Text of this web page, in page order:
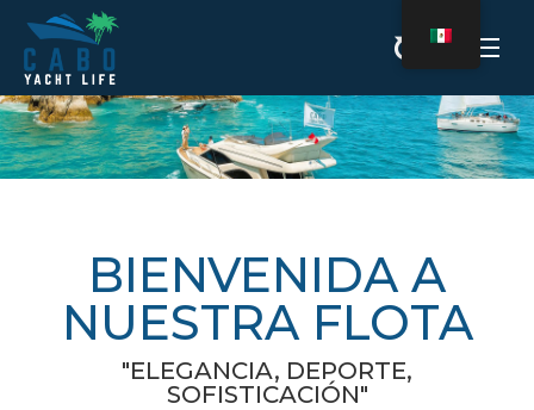
BIENVENIDA A
NUESTRA FLOTA
"ELEGANCIA, DEPORTE,
SOFISTICACIÓN"